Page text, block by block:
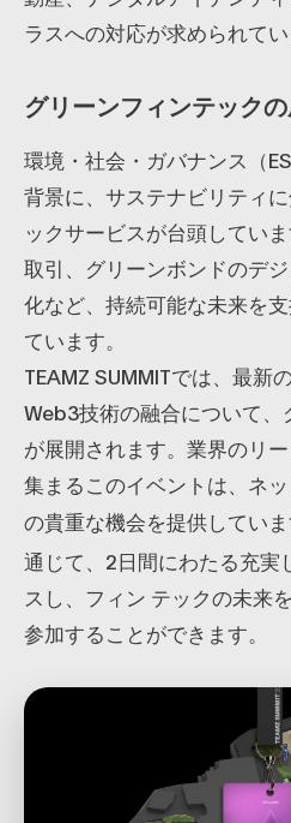
ラスへの対応が求められてい
グリーンフィンテック
環境・社会・ガバナンス（
背景に、サステナビリティ
ックサービスが台頭してい
取引、グリーンボンドのデ
化など、持続可能な未来を
ています。
TEAMZ SUMMITでは、最新
Web3技術の融合について
が展開されます。業界のリ
集まるこのイベントは、ネ
の貴重な機会を提供していま
通じて、2日間にわたる充実
スし、フィン テックの未来
参加することができます。